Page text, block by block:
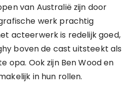
van Australië zijn door
werk prachtig
acteerwerk is redelijk goed,
boven de cast uitsteekt als
opa. Ook zijn Ben Wood en
in hun rollen.